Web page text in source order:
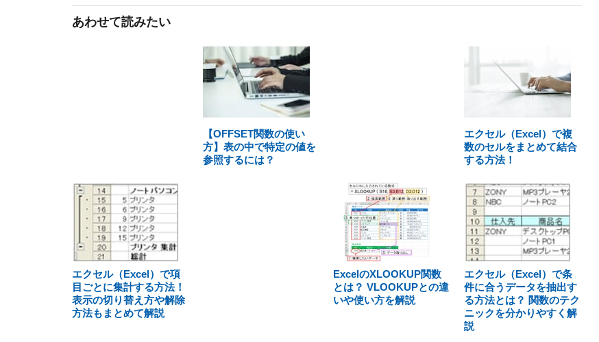
あわせて読みたい
【OFFSET関数の使い
方】表の中で特定の値を
参照するには？
エクセル（Excel）で複
数のセルをまとめて結合
する方法！
エクセル（Excel）で項
目ごとに集計する方法！
表示の切り替え方や解除
方法もまとめて解説
ExcelのXLOOKUP関数
とは？ VLOOKUPとの違
いや使い方を解説
エクセル（Excel）で条
件に合うデータを抽出す
る方法とは？ 関数のテク
ニックを分かりやすく解
説